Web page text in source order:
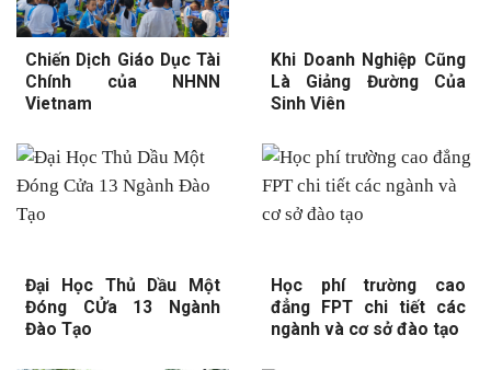
Chiến Dịch Giáo Dục Tài
Chính của NHNN
Vietnam
Khi Doanh Nghiệp Cũng
Là Giảng Đường Của
Sinh Viên
Đại Học Thủ Dầu Một
Đóng CỬa 13 Ngành
Đào Tạo
Học phí trường cao
đẳng FPT chi tiết các
ngành và cơ sở đào tạo